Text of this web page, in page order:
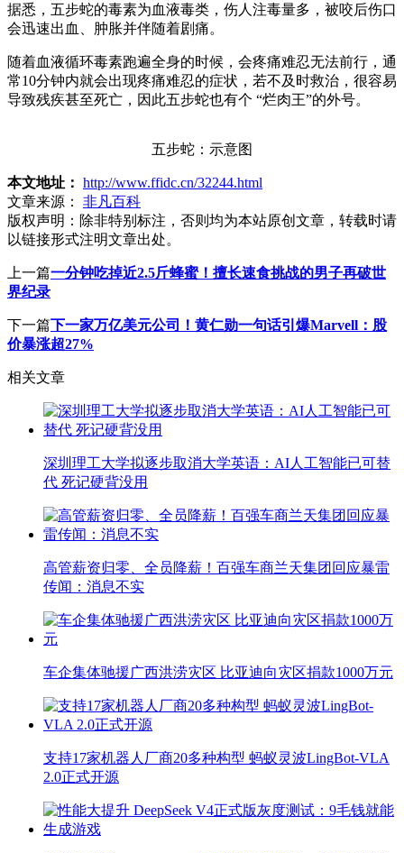
据悉，五步蛇的毒素为血液毒类，伤人注毒量多，被咬后伤口
会迅速出血、肿胀并伴随着剧痛。
随着血液循环毒素跑遍全身的时候，会疼痛难忍无法前行，通
常10分钟内就会出现疼痛难忍的症状，若不及时救治，很容易
导致残疾甚至死亡，因此五步蛇也有个 “烂肉王”的外号。
五步蛇：示意图
本文地址： http://www.ffidc.cn/32244.html
文章来源：
非凡百科
版权声明： 除非特别标注，否则均为本站原创文章，转载时请
以链接形式注明文章出处。
上一篇一分钟吃掉近2.5斤蜂蜜！擅长速食挑战的男子再破世
界纪录
下一篇下一家万亿美元公司！黄仁勋一句话引爆Marvell：股
价暴涨超27%
相关文章
深圳理工大学拟逐步取消大学英语：AI人工智能已可替
代 死记硬背没用
高管薪资归零、全员降薪！百强车商兰天集团回应暴雷
传闻：消息不实
车企集体驰援广西洪涝灾区 比亚迪向灾区捐款1000万元
支持17家机器人厂商20多种构型 蚂蚁灵波LingBot-VLA
2.0正式开源